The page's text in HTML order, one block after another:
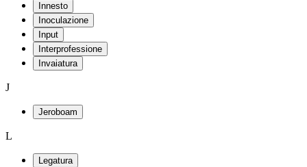
Innesto
Inoculazione
Input
Interprofessione
Invaiatura
J
Jeroboam
L
Legatura